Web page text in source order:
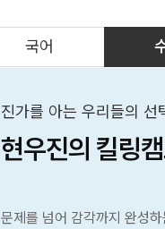
국어
진가를 아는 우리들의 선
현우진의 킬링
문제를 넘어 감각까지 완성